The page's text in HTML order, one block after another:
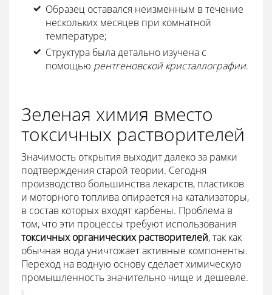
Образец оставался неизменным в течение
нескольких месяцев при комнатной
температуре;
Структура была детально изучена с
помощью рентгеновской кристаллографии.
Зеленая химия вместо
токсичных растворителей
Значимость открытия выходит далеко за рамки
подтверждения старой теории. Сегодня
производство большинства лекарств, пластиков
и моторного топлива опирается на катализаторы,
в состав которых входят карбены. Проблема в
том, что эти процессы требуют использования
токсичных органических растворителей, так как
обычная вода уничтожает активные компоненты.
Переход на водную основу сделает химическую
промышленность значительно чище и дешевле.